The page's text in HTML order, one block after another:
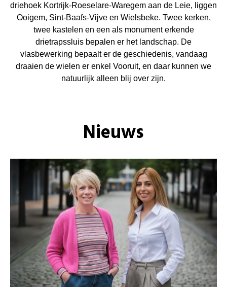
driehoek Kortrijk-Roeselare-Waregem aan de Leie, liggen
Ooigem, Sint-Baafs-Vijve en Wielsbeke. Twee kerken,
twee kastelen en een als monument erkende
drietrapssluis bepalen er het landschap. De
vlasbewerking bepaalt er de geschiedenis, vandaag
draaien de wielen er enkel Vooruit, en daar kunnen we
natuurlijk alleen blij over zijn.
Nieuws